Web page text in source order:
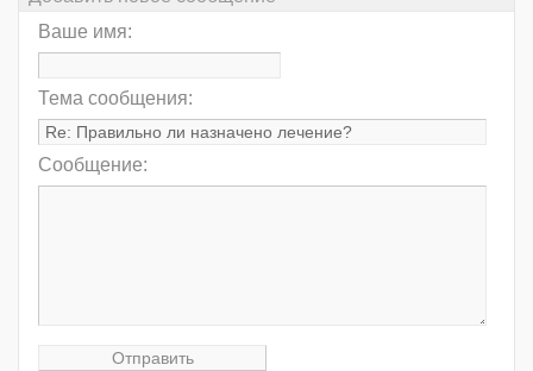
Ваше имя:
Тема сообщения:
Сообщение: